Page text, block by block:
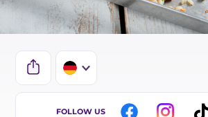
IT
FOLLOW US